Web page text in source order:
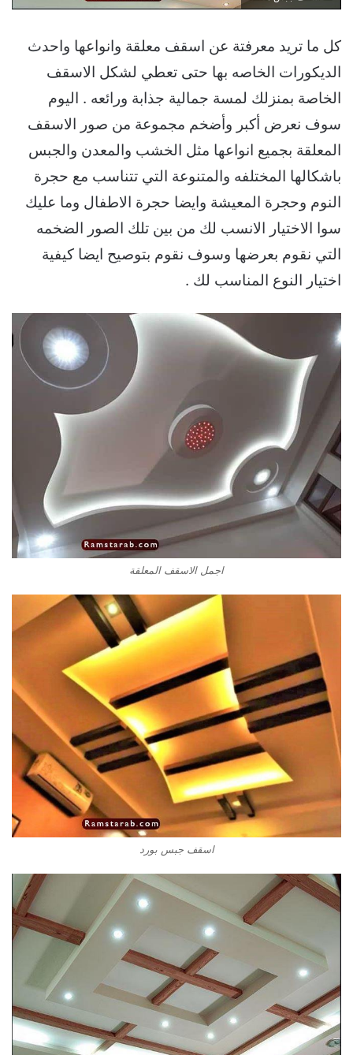
كل ما تريد معرفتة عن اسقف معلقة وانواعها واحدث
الديكورات الخاصه بها حتى تعطي لشكل الاسقف
الخاصة بمنزلك لمسة جمالية جذابة ورائعه . اليوم
سوف نعرض أكبر وأضخم مجموعة من صور الاسقف
المعلقة بجميع انواعها مثل الخشب والمعدن والجبس
باشكالها المختلفه والمتنوعة التي تتناسب مع حجرة
النوم وحجرة المعيشة وايضا حجرة الاطفال وما عليك
سوا الاختيار الانسب لك من بين تلك الصور الضخمه
التي نقوم بعرضها وسوف نقوم بتوصيح ايضا كيفية
اختيار النوع المناسب لك .
اجمل الاسقف المعلقة
اسقف جبس بورد